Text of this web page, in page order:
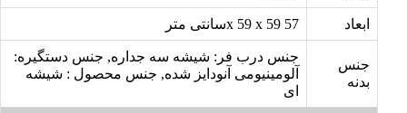
ابعاد 57 x 59 x 59سانتی متر
جنس
بدنه
جنس درب فر: شیشه سه جداره, جنس دستگیره:
آلومینیومی آنودایز شده, جنس محصول : شیشه
ای